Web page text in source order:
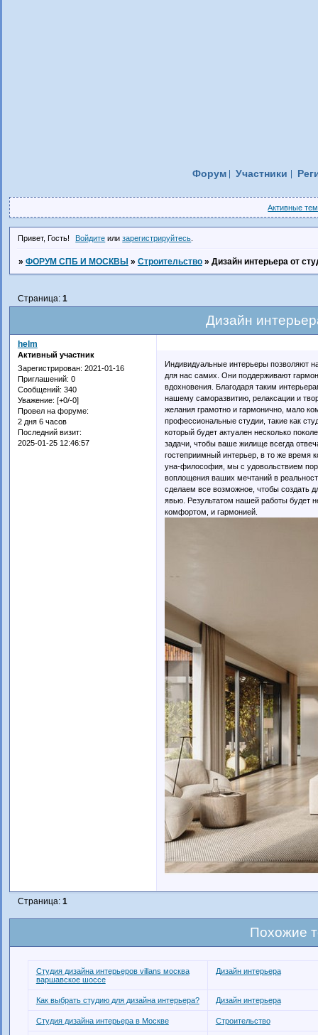
Форум Участники
Активные
Привет, Гость! Войдите илизарегистрируйтесь
» ФОРУМ СПБ И МОСКВЫ » Строительство » Дизайн интерьера от
Дизайн
Страница: 1
helm
Активный участник
Зарегистрирован: 2021-01-16
Приглашений: 0
Сообщений: 340
Уважение: [+0/-0]
Провел на форуме:
2 дня 6 часов
Последний визит:
2025-01-25 12:46:57
Индивидуальные интерьеры позволяют
для нас самих. Они поддерживают
вдохновения. Благодаря таким
нашему саморазвитию, релаксации и
желания грамотно и гармонично, мало
профессиональные студии, такие как
который будет актуален несколько
задачи, чтобы ваше жилище всегда
гостеприимный интерьер, в то же время
уна-философия, мы с удовольствием
воплощения ваших мечтаний в
сделаем все возможное, чтобы создать
явью. Результатом нашей работы будет
комфортом, и гармонией.
Страница: 1
Похожие
Студия дизайна интерьеров villans москва
варшавское шоссе
Дизайн интерьера
Как выбрать студию для дизайна интерьера? Дизайн интерьера
Студия дизайна интерьера в Москве Строительство